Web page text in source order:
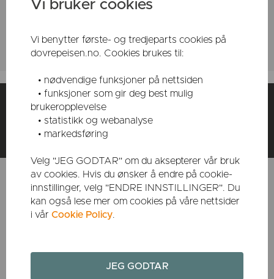
Følg oss på:
Facebook
KUNDESERVICE
Vi bruker cookies
Vi benytter første- og tredjeparts cookies på
dovrepeisen.no. Cookies brukes til:
• nødvendige funksjoner på nettsiden
• funksjoner som gir deg best mulig
brukeropplevelse
• statistikk og webanalyse
• markedsføring
Velg "JEG GODTAR" om du aksepterer vår bruk
av cookies. Hvis du ønsker å endre på cookie-
innstillinger, velg "ENDRE INNSTILLINGER". Du
kan også lese mer om cookies på våre nettsider
i vår Cookie Policy